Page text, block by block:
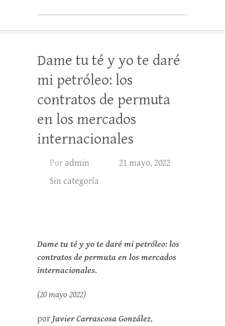
Dame tu té y yo te daré
mi petróleo: los
contratos de permuta
en los mercados
internacionales
Por admin
21 mayo, 2022
Sin categoría
Dame tu té y yo te daré mi petróleo: los
contratos de permuta en los mercados
internacionales.
(20 mayo 2022)
por Javier Carrascosa González,